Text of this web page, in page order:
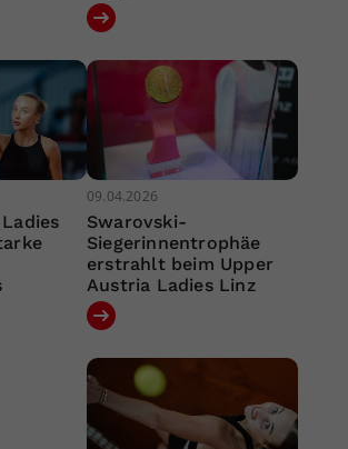
09.04.2026
Swarovski-
Siegerinnentrophäe
erstrahlt beim Upper
Austria Ladies Linz